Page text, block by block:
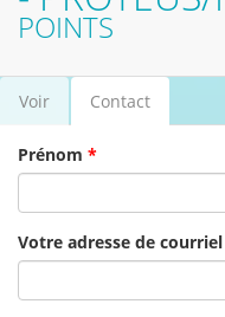
POINTS
Onglets
Voir Contact
actif)
Prénom *
Votre adresse de courriel